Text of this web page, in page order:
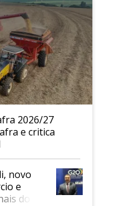
2026/27
e critica
novo
e
do